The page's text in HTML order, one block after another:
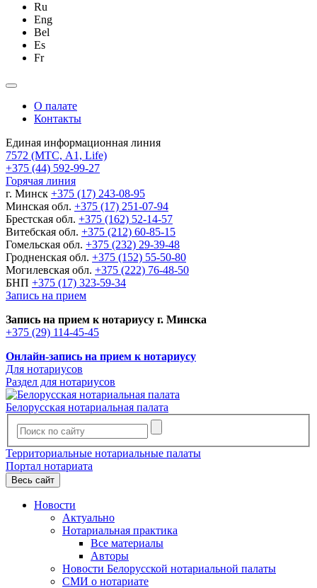
Ru
Eng
Bel
Es
Fr
О палате
Контакты
Единая информационная линия
7572 (МТС, A1, Life)
+375 (44) 592-99-27
Горячая линия
г. Минск +375 (17) 243-08-95
Минская обл. +375 (17) 251-07-94
Брестская обл. +375 (162) 52-14-57
Витебская обл. +375 (212) 60-85-15
Гомельская обл. +375 (232) 29-39-48
Гродненская обл. +375 (152) 55-50-80
Могилевская обл. +375 (222) 76-48-50
БНП +375 (17) 323-59-34
Запись на прием
Запись на прием к нотариусу г. Минска
+375 (29) 114-45-45
Онлайн-запись на прием к нотариусу
Для нотариусов
Раздел для нотариусов
Белорусская нотариальная палата
Территориальные нотариальные палаты
Портал нотариата
Весь сайт
Новости
Актуально
Нотариальная практика
Все материалы
Авторы
Новости Белорусской нотариальной палаты
СМИ о нотариате